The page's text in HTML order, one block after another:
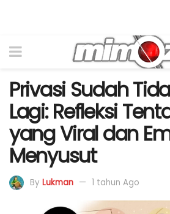
Privasi Sudah
Lagi: Refleksi
yang Viral dan
Menyusut
By Lukman 1 tahun Ago